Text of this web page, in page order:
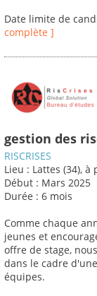
Date limite de
complète ]
gestion des
RISCRISES
Lieu : Lattes (34),
Début : Mars 2025
Durée : 6 mois
Comme chaque
jeunes et
offre de stage,
dans le cadre
équipes.